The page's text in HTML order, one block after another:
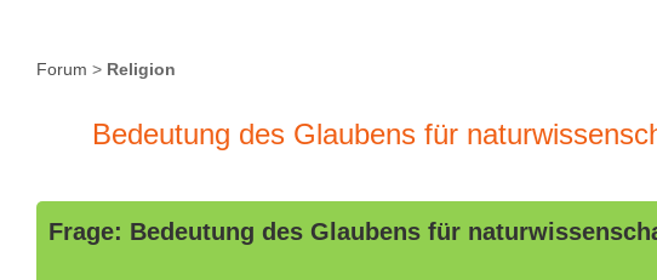
Forum > Religion
Bedeutung des Glaubens für
Frage: Bedeutung des Glaubens für